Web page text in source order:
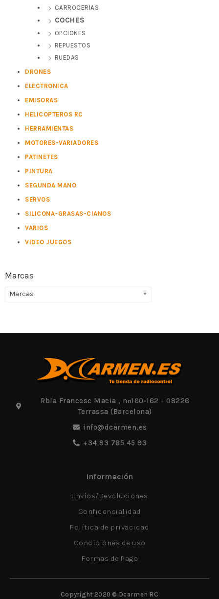
CARROCERIAS
COCHES
OPCIONES
REPUESTOS
RUEDAS
DRONES
ELECTRONICA
EMISORAS
HELICOPTEROS RC
HERRAMIENTAS
MOTORES-VARIADORES
PATINETES
PINTURA
SEGUNDA MANO
SERVOS
SILICONA-GRASAS-CIANOS
VARIOS
VIDEO JUEGOS
Marcas
Marcas
Rbla Francesc Macia , nº160-162 - 08226
Terrassa (Barcelona)
info@dcarmen.es
+34 93 785 45 93
Información
Envíos/Devoluciones
Confidencialidad
Política de privacidad
Condiciones de uso
Formas de Pago
Copyright 2020 © Dcarmen RC